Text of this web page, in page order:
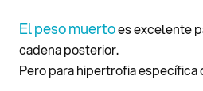
El peso muertoes excelente
cadena posterior.
Pero para hipertrofia específica